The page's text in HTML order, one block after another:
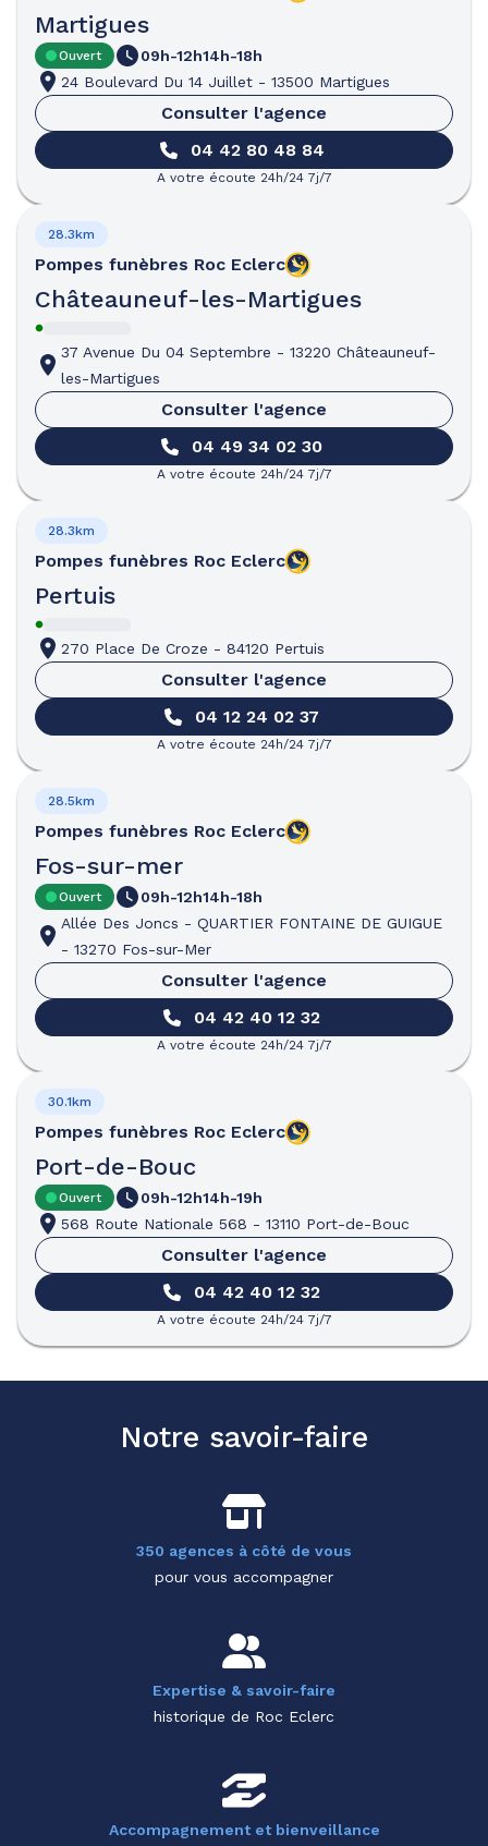
Martigues
Ouvert 09h-12h14h-18h
24 Boulevard Du 14 Juillet - 13500 Martigues
Consulter l'agence
04 42 80 48 84
A votre écoute 24h/24 7j/7
Pompes funèbres Roc Eclerc
Châteauneuf-les-Martigues
28.3km
37 Avenue Du 04 Septembre - 13220 Châteauneuf-
les-Martigues
Consulter l'agence
04 49 34 02 30
A votre écoute 24h/24 7j/7
Pompes funèbres Roc Eclerc
Pertuis
28.3km
270 Place De Croze - 84120 Pertuis
Consulter l'agence
04 12 24 02 37
A votre écoute 24h/24 7j/7
Pompes funèbres Roc Eclerc
Fos-sur-mer
28.5km
Ouvert 09h-12h14h-18h
Allée Des Joncs - QUARTIER FONTAINE DE GUIGUE
- 13270 Fos-sur-Mer
Consulter l'agence
04 42 40 12 32
A votre écoute 24h/24 7j/7
Pompes funèbres Roc Eclerc
Port-de-Bouc
30.1km
Ouvert 09h-12h14h-19h
568 Route Nationale 568 - 13110 Port-de-Bouc
Consulter l'agence
04 42 40 12 32
A votre écoute 24h/24 7j/7
Notre savoir-faire
350 agences à côté de vous
pour vous accompagner
Expertise & savoir-faire
historique de Roc Eclerc
Accompagnement et bienveillance